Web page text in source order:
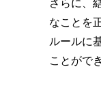
さらに、
なことを
ルールに
ことがで